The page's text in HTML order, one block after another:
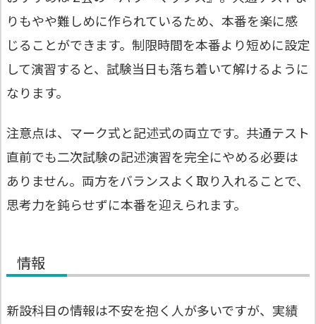
りもやや難しめに作られているため、本番を楽に感
じることができます。制限時間を本番より短めに設定
して演習すると、試験当日も落ち着いて解けるように
なります。
注意点は、マーク式と記述式の両立です。共通テスト
直前でも二次試験の記述演習を完全にやめる必要は
ありません。両方をバランスよく取り入れることで、
思考力を鈍らせずに本番を迎えられます。
情報
新設科目の情報は不安を抱く人が多いですが、実績